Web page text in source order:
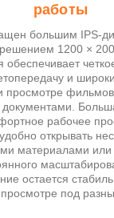
работы
большим IPS-
1200 ×
обеспечивает
и
просмотре
документами.
рабочее
открывать
материалами или
остается
под